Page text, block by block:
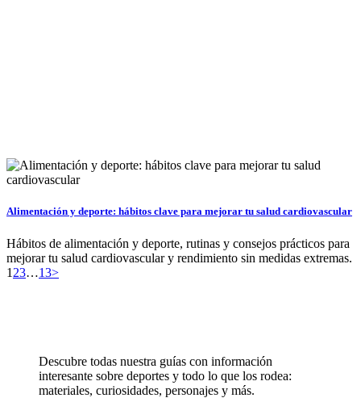
Alimentación y deporte: hábitos clave para mejorar tu salud cardiovascular
Hábitos de alimentación y deporte, rutinas y consejos prácticos para
mejorar tu salud cardiovascular y rendimiento sin medidas extremas.
Paginación
Page
1 Page
2Page
3…Page
13>
Descubre todas nuestra guías con información
interesante sobre deportes y todo lo que los rodea:
materiales, curiosidades, personajes y más.